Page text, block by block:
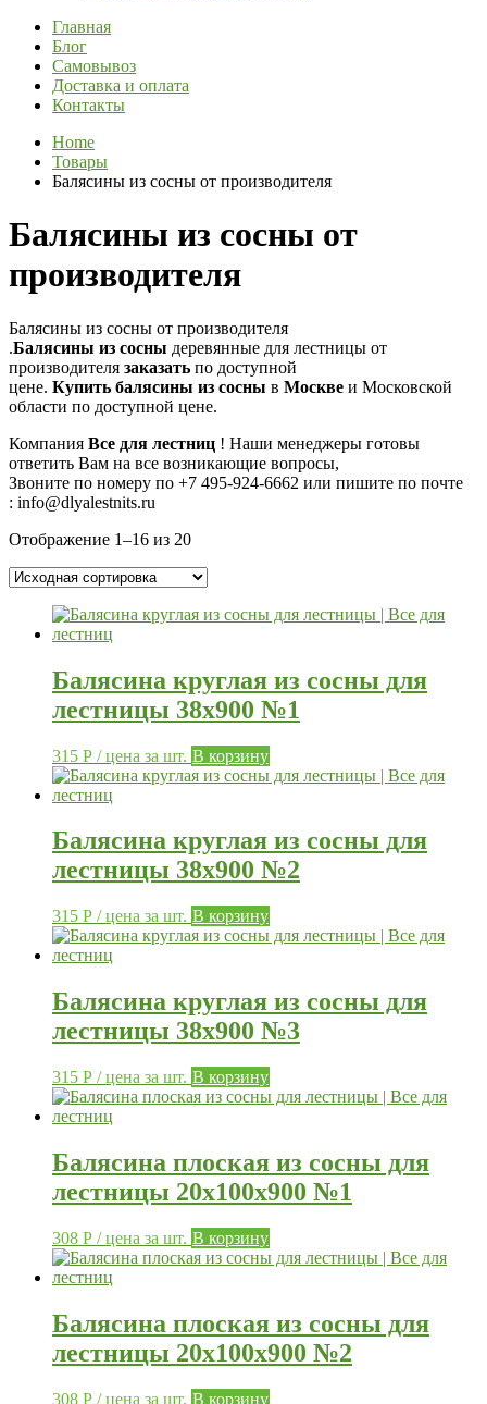
Главная
Блог
Самовывоз
Доставка и оплата
Контакты
Home
Товары
Балясины из сосны от производителя
Балясины из сосны от
производителя
Балясины из сосны от производителя
.Балясины из сосны деревянные для лестницы от
производителя заказать по доступной
цене. Купить балясины из сосны в Москве и Московской
области по доступной цене.
Компания Все для лестниц ! Наши менеджеры готовы
ответить Вам на все возникающие вопросы,
Звоните по номеру по +7 495-924-6662 или пишите по почте
: info@dlyalestnits.ru
Отображение 1–16 из 20
Балясина круглая из сосны для
лестницы 38х900 №1
315 Р / цена за шт. В корзину
Балясина круглая из сосны для
лестницы 38х900 №2
315 Р / цена за шт. В корзину
Балясина круглая из сосны для
лестницы 38х900 №3
315 Р / цена за шт. В корзину
Балясина плоская из сосны для
лестницы 20х100х900 №1
308 Р / цена за шт. В корзину
Балясина плоская из сосны для
лестницы 20х100х900 №2
308 Р / цена за шт. В корзину